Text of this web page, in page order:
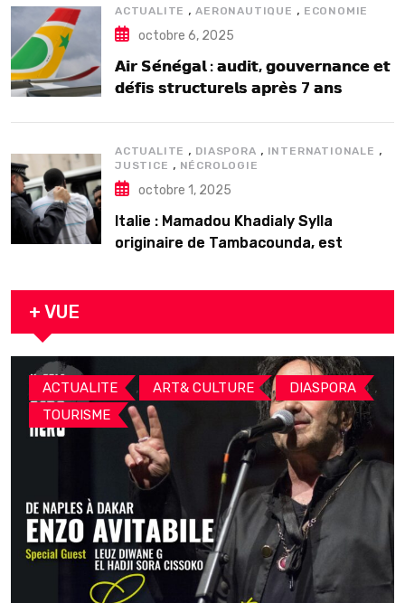
ACTUALITE ,AERONAUTIQUE , ECONOMIE
octobre 6, 2025
𝗔𝗶𝗿 𝗦𝗲́𝗻𝗲́𝗴𝗮𝗹 : 𝗮𝘂𝗱𝗶𝘁, 𝗴𝗼𝘂𝘃𝗲𝗿𝗻𝗮𝗻𝗰𝗲 𝗲𝘁
𝗱𝗲́𝗳𝗶𝘀 𝘀𝘁𝗿𝘂𝗰𝘁𝘂𝗿𝗲𝗹𝘀 𝗮𝗽𝗿𝗲̀𝘀 7 𝗮𝗻𝘀
ACTUALITE , DIASPORA , INTERNATIONALE ,
JUSTICE , NÉCROLOGIE
octobre 1, 2025
Italie : Mamadou Khadialy Sylla
originaire de Tambacounda, est
arrestation
+ VUE
ACTUALITE , ART& CULTURE , DIASPORA ,
TOURISME